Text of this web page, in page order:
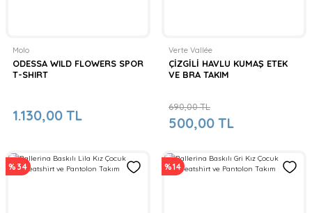
Molo
ODESSA WILD FLOWERS SPOR
T-SHIRT
1.130,00 TL
Verte Vallée
ÇİZGİLİ HAVLU KUMAŞ ETEK
VE BRA TAKIM
500,00 TL
690,00 TL
%34 %14